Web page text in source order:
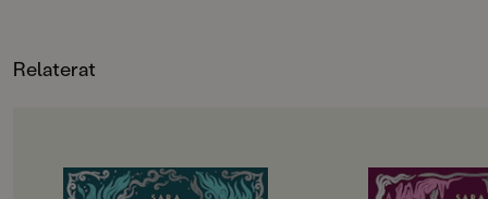
Relaterat
OM BOKEN OM BOKEN